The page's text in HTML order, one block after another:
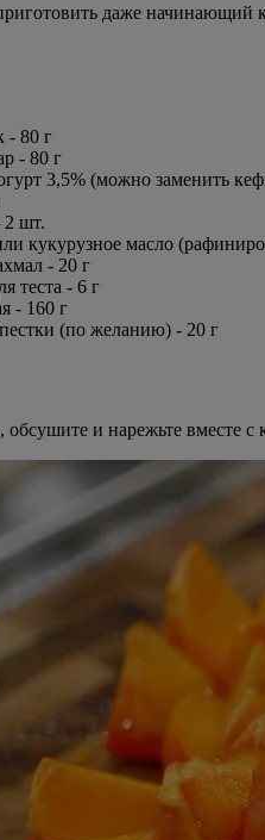
даже начинающий
- 80 г
- 80 г
3,5% (можно заменить
шт.
кукурузное масло
- 20 г
теста - 6 г
- 160 г
(по желанию) - 20 г
и нарежьте вместе с